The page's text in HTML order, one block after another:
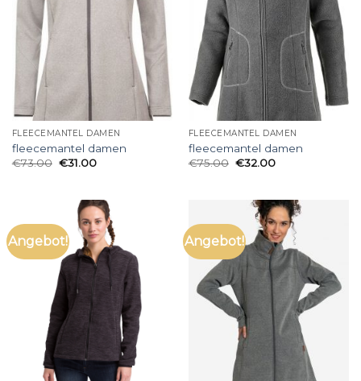
FLEECEMANTEL DAMEN
fleecemantel damen
€73.00 €31.00
FLEECEMANTEL DAMEN
fleecemantel damen
€75.00 €32.00
Angebot! Angebot!